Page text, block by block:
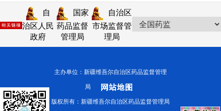
自
治区人民
政府
国家
药品监督
管理局
自治区
市场监督管
理局
主办单位：新疆维吾尔自治区药品监督管理
局
版权所有：新疆维吾尔自治区药品监督管理局